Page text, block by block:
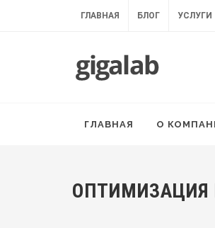
ГЛАВНАЯ БЛОГ УСЛУГИ
ГЛАВНАЯ О
ОПТИМИЗАЦИЯ